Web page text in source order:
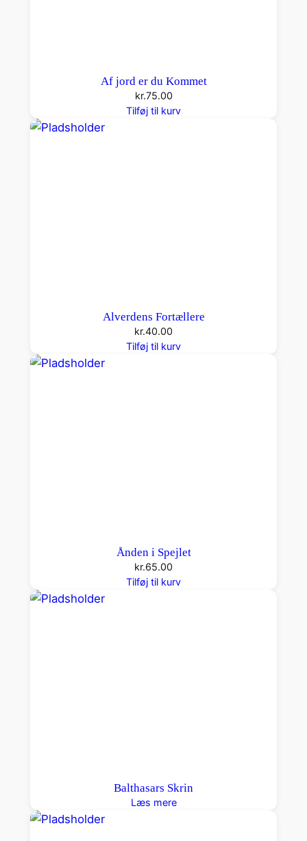
Af jord er du Kommet
kr.75.00
Tilføj til kurv
Alverdens Fortællere
kr.40.00
Tilføj til kurv
Ånden i Spejlet
kr.65.00
Tilføj til kurv
Balthasars Skrin
Læs mere